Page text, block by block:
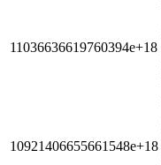
11036636619760394e+18
10921406655661548e+18